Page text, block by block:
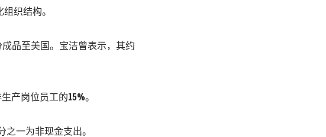
织结构。
品至美国。宝洁曾表示，其约
产岗位员工的15%。
之一为非现金支出。